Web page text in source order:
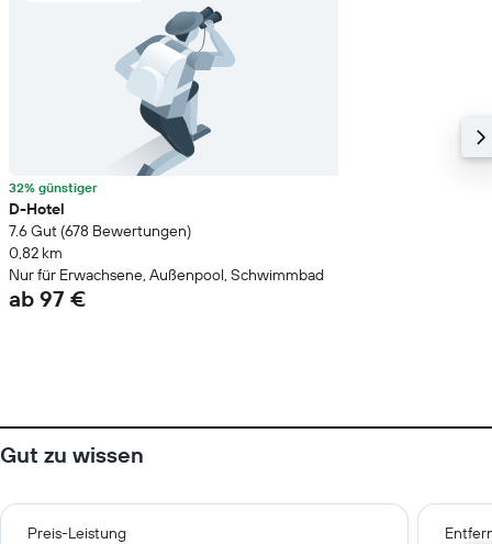
32% günstiger
D-Hotel
7.6 Gut (678 Bewertungen)
0,82 km
Nur für Erwachsene, Außenpool, Schwimmbad
ab 97 €
Gut zu wissen
Preis-Leistung